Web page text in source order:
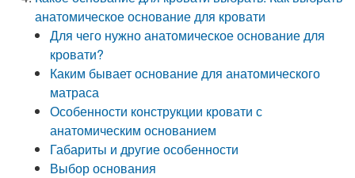
анатомическое основание для кровати
Для чего нужно анатомическое основание для
кровати?
Каким бывает основание для анатомического
матраса
Особенности конструкции кровати с
анатомическим основанием
Габариты и другие особенности
Выбор основания